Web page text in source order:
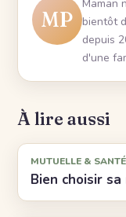
MP
Maman
bientôt
depuis
d'une
À lire aussi
MUTUELLE & SANTÉ
Bien choisir